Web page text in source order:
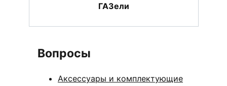
ГАЗели
Вопросы
Аксессуары и комплектующие